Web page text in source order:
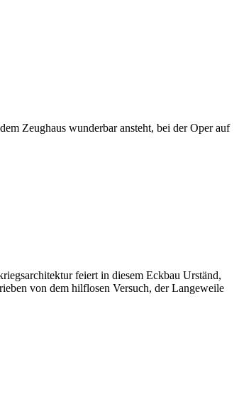
Zeughaus wunderbar ansteht, bei der Oper auf
feiert in diesem Eckbau Urständ,
von dem hilflosen Versuch, der Langeweile